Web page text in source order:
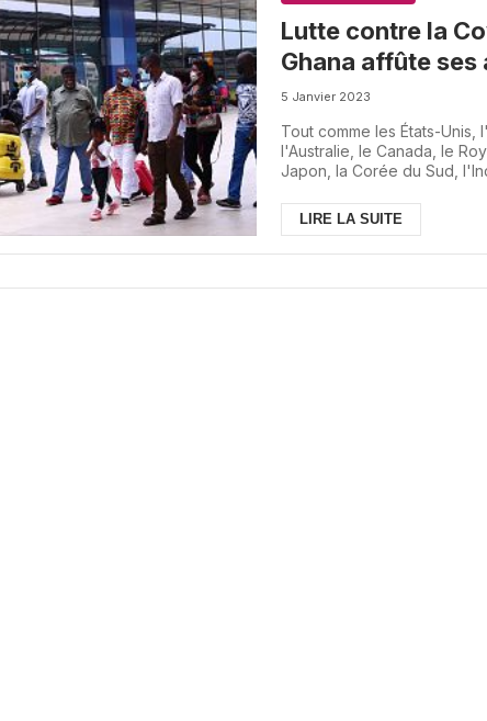
Lutte contre la
Ghana affûte ses
5 Janvier 2023
Tout comme les États-Unis,
l'Australie, le Canada, le
Japon, la Corée du Sud,
LIRE LA SUITE